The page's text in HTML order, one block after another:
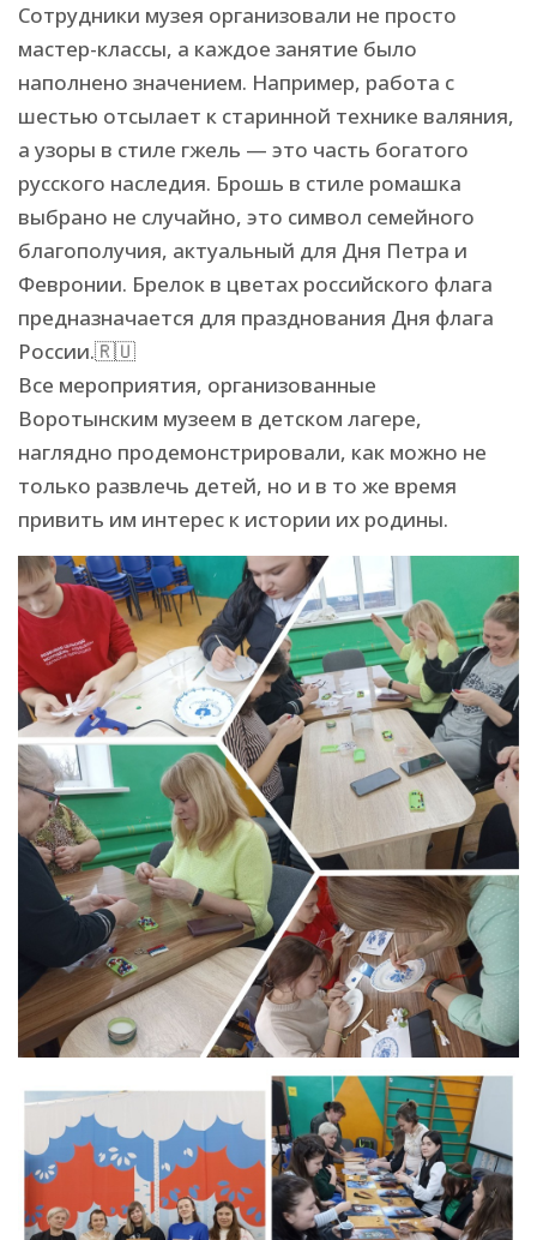
Сотрудники музея организовали не просто
мастер-классы, а каждое занятие было
наполнено значением. Например, работа с
шестью отсылает к старинной технике валяния,
а узоры в стиле гжель — это часть богатого
русского наследия. Брошь в стиле ромашка
выбрано не случайно, это символ семейного
благополучия, актуальный для Дня Петра и
Февронии. Брелок в цветах российского флага
предназначается для празднования Дня флага
России.🇷🇺
Все мероприятия, организованные
Воротынским музеем в детском лагере,
наглядно продемонстрировали, как можно не
только развлечь детей, но и в то же время
привить им интерес к истории их родины.